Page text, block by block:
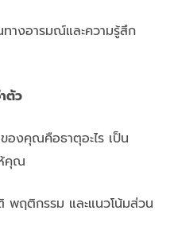
างอารมณ์และความรู้สึก
ตัว
องคุณคือธาตุอะไร เป็น
คุณ
ติ พฤติกรรม และแนวโน้มส่วน